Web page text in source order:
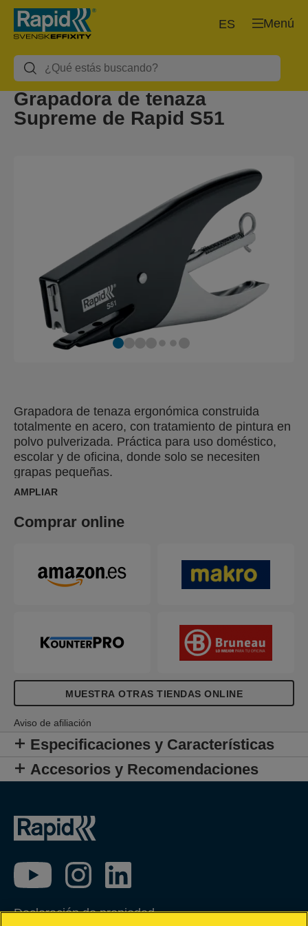
Menú
ES
Grapadora de tenaza
Supreme de Rapid S51
Grapadora de tenaza ergonómica construida
totalmente en acero, con tratamiento de pintura en
polvo pulverizada. Práctica para uso doméstico,
escolar y de oficina, donde solo se necesiten
grapas pequeñas.
AMPLIAR
Comprar online
MUESTRA OTRAS TIENDAS ONLINE
Aviso de afiliación
Especificaciones y Características
Accesorios y Recomendaciones
Declaración de propiedad